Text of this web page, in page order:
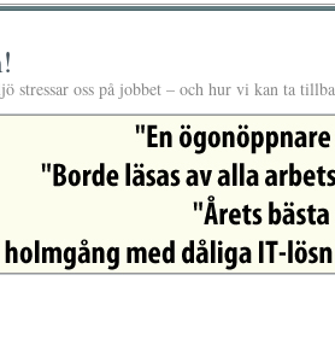
stressar oss på jobbet – och hur vi kan ta